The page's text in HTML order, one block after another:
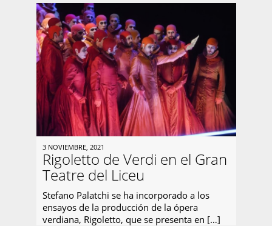
3 NOVIEMBRE, 2021
Rigoletto de Verdi en el Gran
Teatre del Liceu
Stefano Palatchi se ha incorporado a los
ensayos de la producción de la ópera
verdiana, Rigoletto, que se presenta en […]